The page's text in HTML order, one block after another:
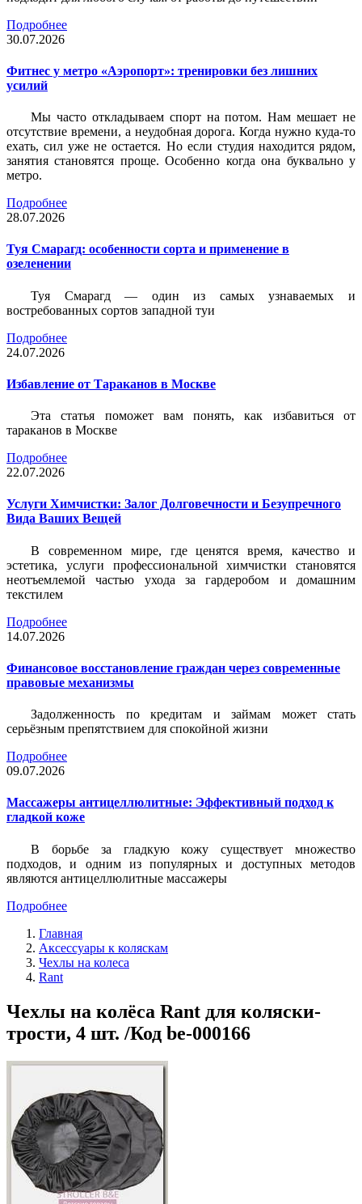
Подробнее
30.07.2026
Фитнес у метро «Аэропорт»: тренировки без лишних
усилий
Мы часто откладываем спорт на потом. Нам мешает не
отсутствие времени, а неудобная дорога. Когда нужно куда-то
ехать, сил уже не остается. Но если студия находится рядом,
занятия становятся проще. Особенно когда она буквально у
метро.
Подробнее
28.07.2026
Туя Смарагд: особенности сорта и применение в
озеленении
Туя Смарагд — один из самых узнаваемых и
востребованных сортов западной туи
Подробнее
24.07.2026
Избавление от Тараканов в Москве
Эта статья поможет вам понять, как избавиться от
тараканов в Москве
Подробнее
22.07.2026
Услуги Химчистки: Залог Долговечности и Безупречного
Вида Ваших Вещей
В современном мире, где ценятся время, качество и
эстетика, услуги профессиональной химчистки становятся
неотъемлемой частью ухода за гардеробом и домашним
текстилем
Подробнее
14.07.2026
Финансовое восстановление граждан через современные
правовые механизмы
Задолженность по кредитам и займам может стать
серьёзным препятствием для спокойной жизни
Подробнее
09.07.2026
Массажеры антицеллюлитные: Эффективный подход к
гладкой коже
В борьбе за гладкую кожу существует множество
подходов, и одним из популярных и доступных методов
являются антицеллюлитные массажеры
Подробнее
Главная
Аксессуары к коляскам
Чехлы на колеса
Rant
Чехлы на колёса Rant для коляски-
трости, 4 шт. /Код be-000166